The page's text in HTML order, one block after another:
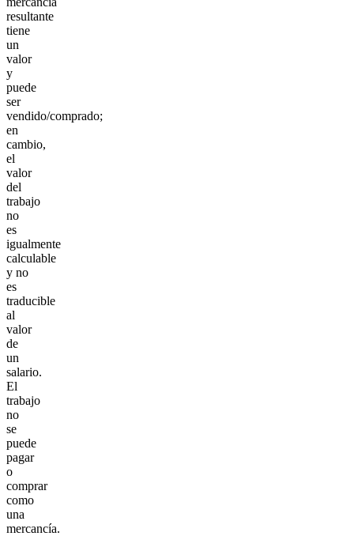
resultante
tiene
un
valor
y
puede
ser
vendido/comprado;
en
cambio,
el
valor
del
trabajo
no
es
igualmente
calculable
y no
es
traducible
al
valor
de
un
salario.
El
trabajo
no
se
puede
pagar
o
comprar
como
una
mercancía.